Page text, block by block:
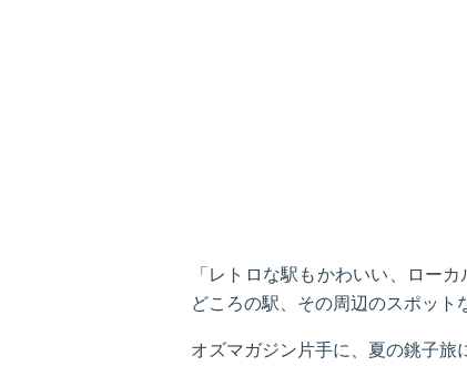
「レトロな駅もかわいい、ロー
どころの駅、その周辺のスポット
オズマガジン片手に、夏の銚子旅